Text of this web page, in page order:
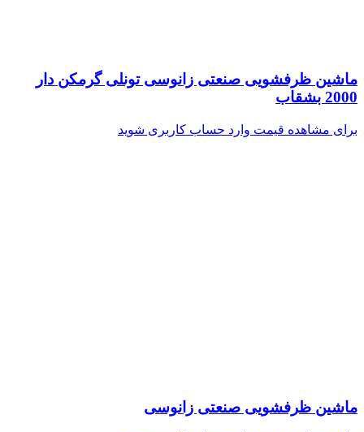
ماشین ظرفشویی صنعتی زانوسی تونلی گرمکن دار
2000 بشقاب
برای مشاهده قیمت وارد حساب کاربری شوید
ماشین ظرفشویی صنعتی زانوسی